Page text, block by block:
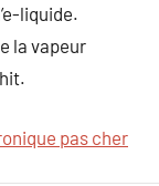
liquide.
la vapeur
pas cher